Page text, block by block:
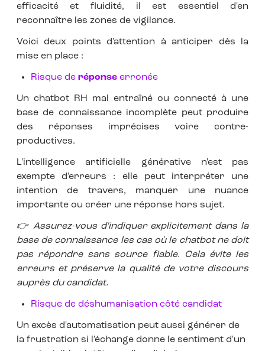
efficacité et fluidité, il est essentiel d'en
reconnaître les zones de vigilance.
Voici deux points d'attention à anticiper dès la
mise en place :
Risque de réponseerronée
Un chatbot RH mal entraîné ou connecté à une
base de connaissance incomplète peut produire
des réponses imprécises voire contre-
productives.
L'intelligence artificielle générative n'est pas
exempte d'erreurs : elle peut interpréter une
intention de travers, manquer une nuance
importante ou créer une réponse hors sujet.
👉 Assurez-vous d'indiquer explicitement dans la
base de connaissance les cas où le chatbot ne doit
pas répondre sans source fiable. Cela évite les
erreurs et préserve la qualité de votre discours
auprès du candidat.
Risque de déshumanisation côté candidat
Un excès d'automatisation peut aussi générer de
la frustration si l'échange donne le sentiment d'un